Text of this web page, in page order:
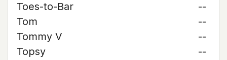
Toes-to-Bar
--
Tom
--
Tommy V
--
Topsy
--